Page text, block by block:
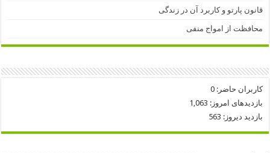
قانون پارتو و کاربرد آن در زندگی
محافظت از امواج منفی
کاربران حاضر:0
بازدیدهای امروز: 1,063
بازدید دیروز: 563